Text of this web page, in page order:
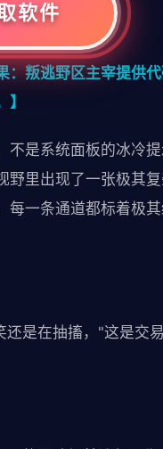
：叛逃野区主宰提供
是系统面板的冰冷
野里出现了一张极
一条通道都标着极
是在抽搐，"这是交
软件